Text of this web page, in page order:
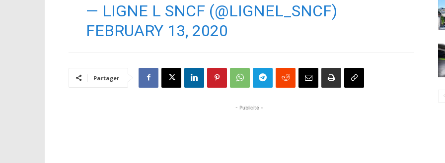
— LIGNE L SNCF (@LIGNEL_SNCF)
FEBRUARY 13, 2020
Partager
- Publicité -